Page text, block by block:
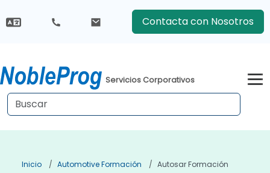
Contacta con Nosotros
Servicios Corporativos
Inicio Automotive Formación Autosar Formación